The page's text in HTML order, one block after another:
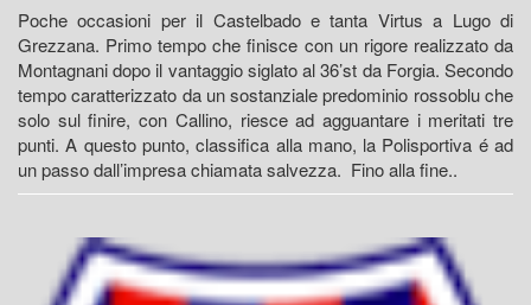
Poche occasioni per il Castelbado e tanta Virtus a Lugo di
Grezzana. Primo tempo che finisce con un rigore realizzato da
Montagnani dopo il vantaggio siglato al 36’st da Forgia. Secondo
tempo caratterizzato da un sostanziale predominio rossoblu che
solo sul finire, con Callino, riesce ad agguantare i meritati tre
punti. A questo punto, classifica alla mano, la Polisportiva é ad
un passo dall’impresa chiamata salvezza. Fino alla fine..